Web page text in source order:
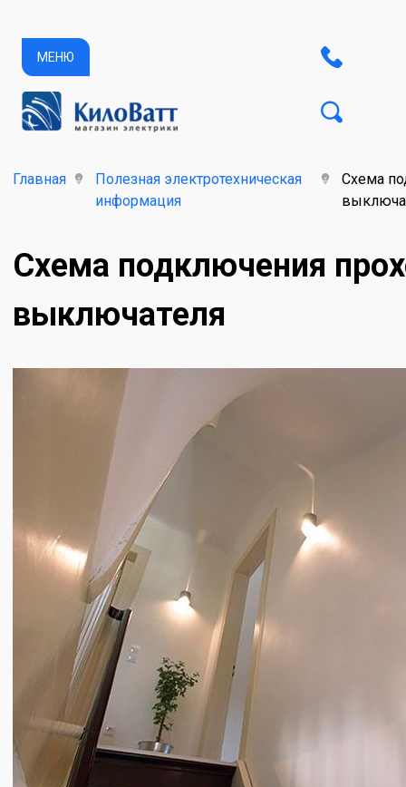
МЕНЮ
Главная
Полезная электротехническая
информация
Схема
Схема подключения
выключателя